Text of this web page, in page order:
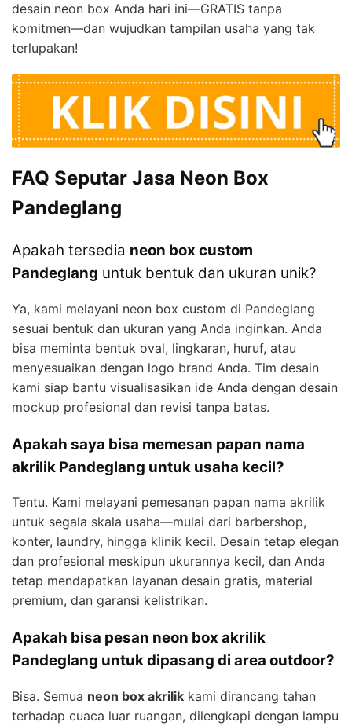
desain neon box Anda hari ini—GRATIS tanpa
komitmen—dan wujudkan tampilan usaha yang tak
terlupakan!
FAQ Seputar Jasa Neon Box
Pandeglang
Apakah tersedia neon box custom
Pandeglang untuk bentuk dan ukuran unik?
Ya, kami melayani neon box custom di Pandeglang
sesuai bentuk dan ukuran yang Anda inginkan. Anda
bisa meminta bentuk oval, lingkaran, huruf, atau
menyesuaikan dengan logo brand Anda. Tim desain
kami siap bantu visualisasikan ide Anda dengan desain
mockup profesional dan revisi tanpa batas.
Apakah saya bisa memesan papan nama
akrilik Pandeglang untuk usaha kecil?
Tentu. Kami melayani pemesanan papan nama akrilik
untuk segala skala usaha—mulai dari barbershop,
konter, laundry, hingga klinik kecil. Desain tetap elegan
dan profesional meskipun ukurannya kecil, dan Anda
tetap mendapatkan layanan desain gratis, material
premium, dan garansi kelistrikan.
Apakah bisa pesan neon box akrilik
Pandeglang untuk dipasang di area outdoor?
Bisa. Semua neon box akrilik kami dirancang tahan
terhadap cuaca luar ruangan, dilengkapi dengan lampu